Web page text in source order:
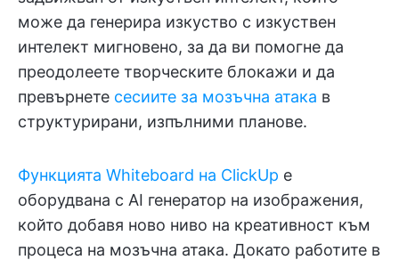
може да генерира изкуство с изкуствен
интелект мигновено, за да ви помогне да
преодолеете творческите блокажи и да
превърнете сесиите за мозъчна атака в
структурирани, изпълними планове.
Функцията Whiteboard на ClickUp е
оборудвана с AI генератор на изображения,
който добавя ново ниво на креативност към
процеса на мозъчна атака. Докато работите в